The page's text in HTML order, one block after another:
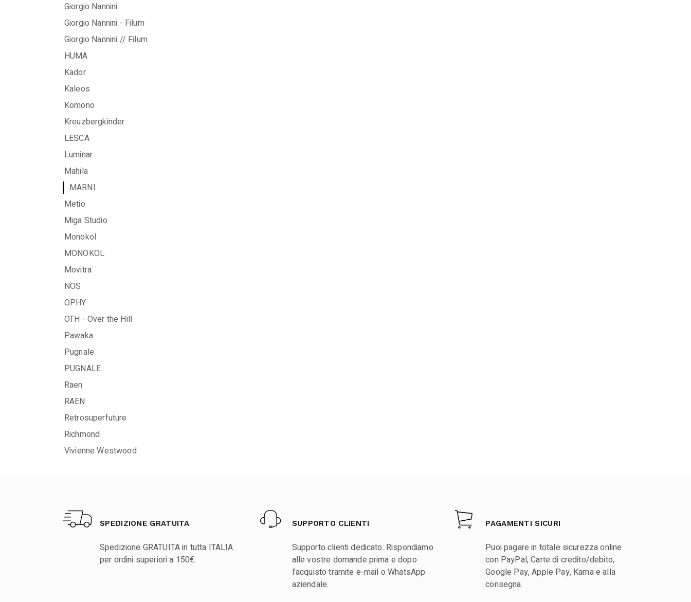
Giorgio Nannini
Giorgio Nannini - Filum
Giorgio Nannini // Filum
HUMA
Kador
Kaleos
Komono
Kreuzbergkinder
LESCA
Luminar
Mahila
MARNI
Metio
Miga Studio
Monokol
MONOKOL
Movitra
NOS
OPHY
OTH - Over the Hill
Pawaka
Pugnale
PUGNALE
Raen
RAEN
Retrosuperfuture
Richmond
Vivienne Westwood
SPEDIZIONE GRATUITA
Spedizione GRATUITA in tutta ITALIA
per ordini superiori a 150€.
SUPPORTO CLIENTI
Supporto clienti dedicato. Rispondiamo
alle vostre domande prima e dopo
l’acquisto tramite e-mail o WhatsApp
aziendale.
PAGAMENTI SICURI
Puoi pagare in totale sicurezza online
con PayPal, Carte di credito/debito,
Google Pay, Apple Pay, Karna e alla
consegna.